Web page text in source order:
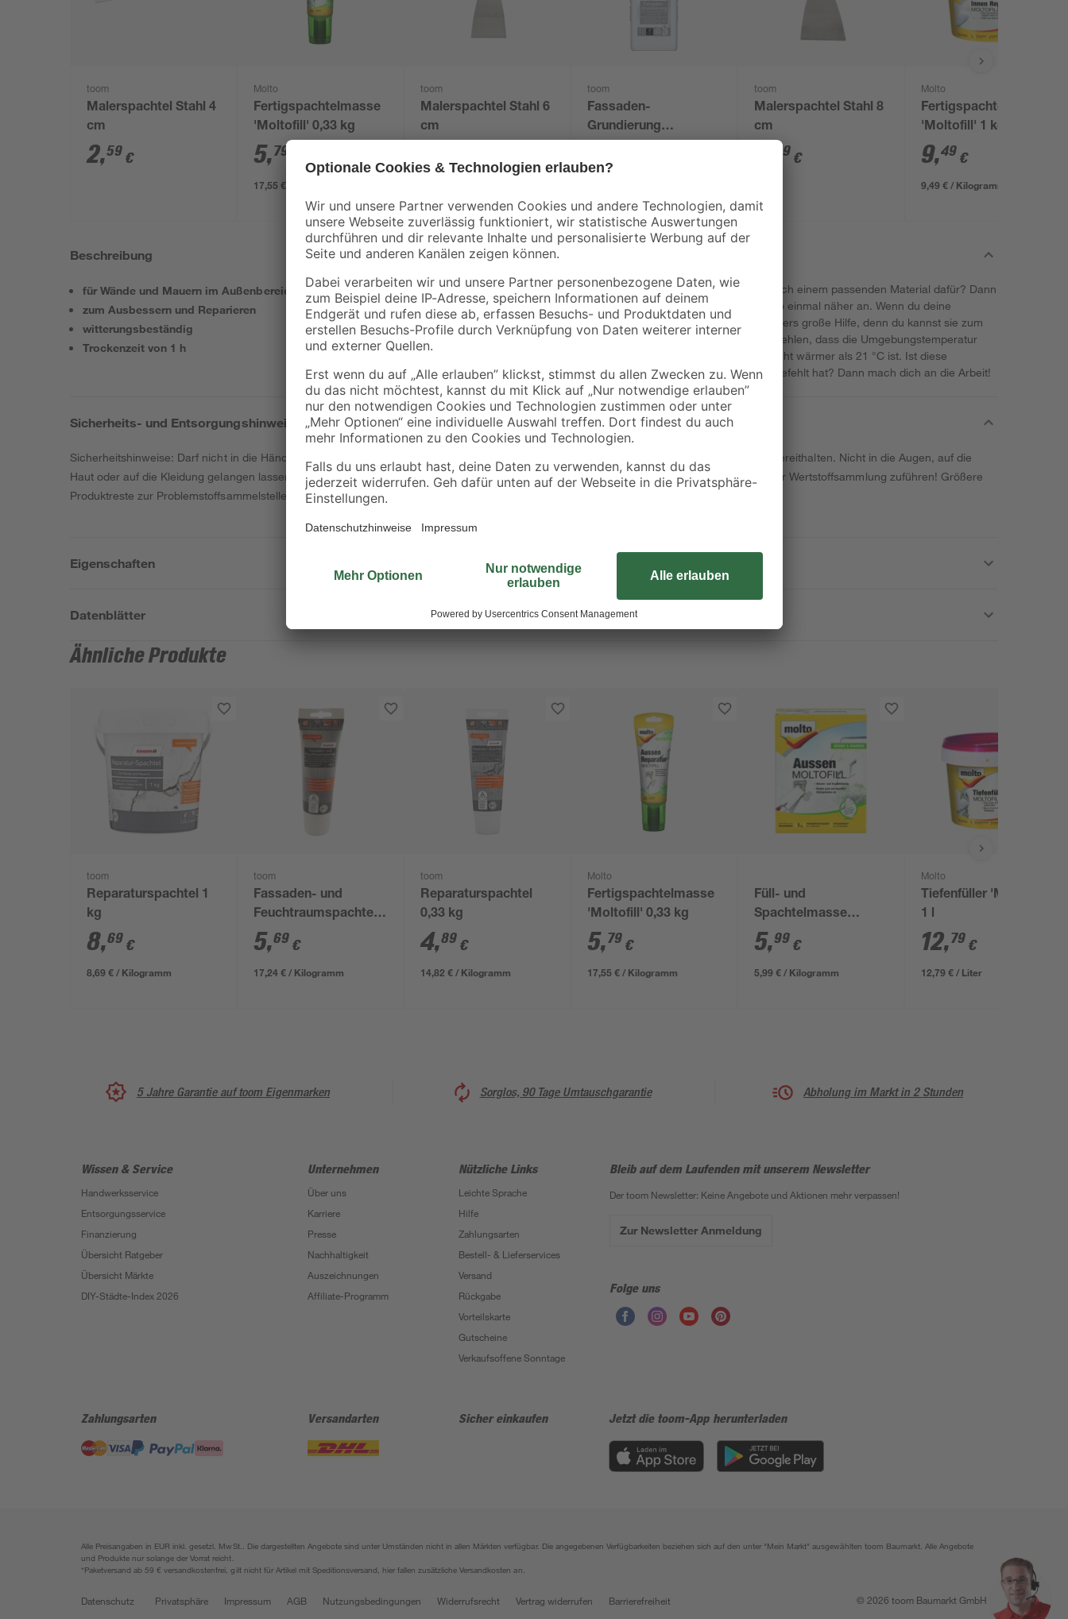
toom
Malerspachtel Stahl 4
cm
2,59 €
Molto
Fertigspachtelmasse
'Moltofill' 0,33 kg
5,79
17,55 € / Kilogramm
toom
Malerspachtel Stahl 6
cm
,
toom
Fassaden-
Grundierung
11,
toom
Malerspachtel Stahl 8
cm
59 €
Molto
Fertigspachtelmasse
'Moltofill' 1 kg
9,49 €
9,49 € / Kilogramm
Beschreibung
für Wände und Mauern im Außenbereich
zum Ausbessern und Reparieren
witterungsbeständig
Trockenzeit von 1 h
Steht bei dir ein Bauprojekt an und du suchst nach einem passenden Material dafür? Dann
schau dir die Spachtelmasse 'Moltofill' von Molto einmal näher an. Wenn du deine
Wohnung sanieren möchtest, ist sie eine besonders große Hilfe, denn du kannst sie zum
Ausbessern von Untergründen nutzen. Wir empfehlen, dass die Umgebungstemperatur
während der Arbeit nicht kälter als 10 °C und nicht wärmer als 21 °C ist. Ist diese
Spachtelmasse das, was deinem Projekt noch gefehlt hat? Dann mach dich an die Arbeit!
Sicherheits- und Entsorgungshinweise
Sicherheitshinweise: Darf nicht in die Hände von Kindern gelangen. Ist ärztlicher Rat erforderlich, Verpackung oder Kennzeichnungsetikett bereithalten. Nicht in die Augen, auf die
Haut oder auf die Kleidung gelangen lassen. Bei Unwohlsein GIFTINFORMATIONSZENTRUM/Arzt anrufen. Behälter nur völlig restentleert der Wertstoffsammlung zuführen! Größere
Produktreste zur Problemstoffsammelstelle bringen.
Eigenschaften
Datenblätter
Ähnliche Produkte
toom
Reparaturspachtel 1
kg
8,69 €
8,69 € / Kilogramm
toom
Fassaden- und
Feuchtraumspachtel
0,33 kg
5,69 €
17,24 € / Kilogramm
toom
Reparaturspachtel
0,33 kg
4,89 €
14,82 € / Kilogramm
Molto
Fertigspachtelmasse
'Moltofill' 0,33 kg
5,79 €
17,55 € / Kilogramm
Füll- und
Spachtelmasse
'Moltofill' außen weiß
1 kg
5,99 €
5,99 € / Kilogramm
Molto
Tiefenfüller 'Moltofill'
1 l
12,79 €
12,79 € / Liter
5 Jahre Garantie auf toom Eigenmarken Sorglos, 90 Tage Umtauschgarantie Abholung im Markt in 2 Stunden
Wissen & Service
Handwerksservice
Entsorgungsservice
Finanzierung
Übersicht Ratgeber
Übersicht Märkte
DIY-Städte-Index 2026
Unternehmen
Über uns
Karriere
Presse
Nachhaltigkeit
Auszeichnungen
Affiliate-Programm
Nützliche Links
Leichte Sprache
Hilfe
Zahlungsarten
Bestell- & Lieferservices
Versand
Rückgabe
Vorteilskarte
Gutscheine
Verkaufsoffene Sonntage
Bleib auf dem Laufenden mit unserem Newsletter
Der toom Newsletter: Keine Angebote und Aktionen mehr verpassen!
Zur Newsletter Anmeldung
Folge uns
Zahlungsarten Versandarten Sicher einkaufen Jetzt die toom-App herunterladen
Alle Preisangaben in EUR inkl. gesetzl. MwSt.. Die dargestellten Angebote sind unter Umständen nicht in allen Märkten verfügbar. Die angegebenen Verfügbarkeiten beziehen sich auf den unter "Mein Markt" ausgewählten toom Baumarkt. Alle Angebote
und Produkte nur solange der Vorrat reicht.
*Paketversand ab 59 € versandkostenfrei, gilt nicht für Artikel mit Speditionsversand, hier fallen zusätzliche Versandkosten an.
Datenschutz Privatsphäre Impressum AGB Nutzungsbedingungen Widerrufsrecht Vertrag widerrufen Barrierefreiheit © 2026 toom Baumarkt GmbH